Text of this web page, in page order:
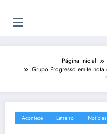
Página inicial
Grupo Progresso emite
Acontece Letreiro Notícias